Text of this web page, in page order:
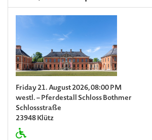
Friday 21. August 2026, 08:00 PM
westl. – Pferdestall Schloss Bothmer
Schlossstraße
23948 Klütz